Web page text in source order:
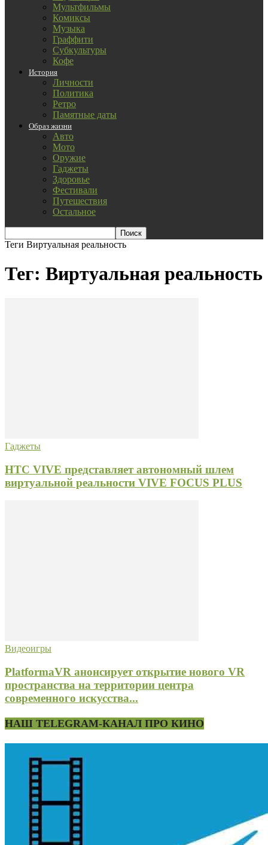
Мультфильмы
Комиксы
Музыка
Граффити
Субкультуры
Кофе
История
Личности
Политика
Ретро
Памятные даты
Образ жизни
Авто
Мото
Оружие
Гаджеты
Здоровье
Фестивали
Путешествия
Остальное
Теги Виртуальная реальность
Тег: Виртуальная реальность
Гаджеты
HTC VIVE представляет автономный шлем
виртуальной реальности VIVE FOCUS PLUS
Видеоигры
PlatformaVR анонсирует открытие нового VR
пространства на территории центра
современного искусства...
НАШ TELEGRAM-КАНАЛ ПРО КИНО